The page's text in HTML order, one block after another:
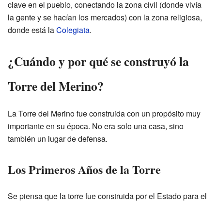
clave en el pueblo, conectando la zona civil (donde vivía
la gente y se hacían los mercados) con la zona religiosa,
donde está laColegiata.
¿Cuándo y por qué se construyó la
Torre del Merino?
La Torre del Merino fue construida con un propósito muy
importante en su época. No era solo una casa, sino
también un lugar de defensa.
Los Primeros Años de la Torre
Se piensa que la torre fue construida por el Estado para el